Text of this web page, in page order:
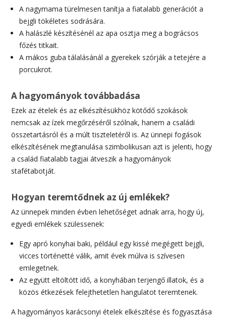
A nagymama türelmesen tanítja a fiatalabb generációt a
bejgli tökéletes sodrására.
A halászlé készítésénél az apa osztja meg a bográcsos
főzés titkait.
A mákos guba tálalásánál a gyerekek szórják a tetejére a
porcukrot.
A hagyományok továbbadása
Ezek az ételek és az elkészítésükhöz kötődő szokások
nemcsak az ízek megőrzéséről szólnak, hanem a családi
összetartásról és a múlt tiszteletéről is. Az ünnepi fogások
elkészítésének megtanulása szimbolikusan azt is jelenti, hogy
a család fiatalabb tagjai átveszik a hagyományok
stafétabotját.
Hogyan teremtődnek az új emlékek?
Az ünnepek minden évben lehetőséget adnak arra, hogy új,
egyedi emlékek szülessenek:
Egy apró konyhai baki, például egy kissé megégett bejgli,
vicces történetté válik, amit évek múlva is szívesen
emlegetnek.
Az együtt eltöltött idő, a konyhában terjengő illatok, és a
közös étkezések felejthetetlen hangulatot teremtenek.
A hagyományos karácsonyi ételek elkészítése és fogyasztása